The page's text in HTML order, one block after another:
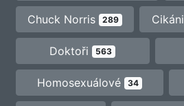
Chuck Norris 289 Cikáni
Doktoři 563
Homosexuálové 34